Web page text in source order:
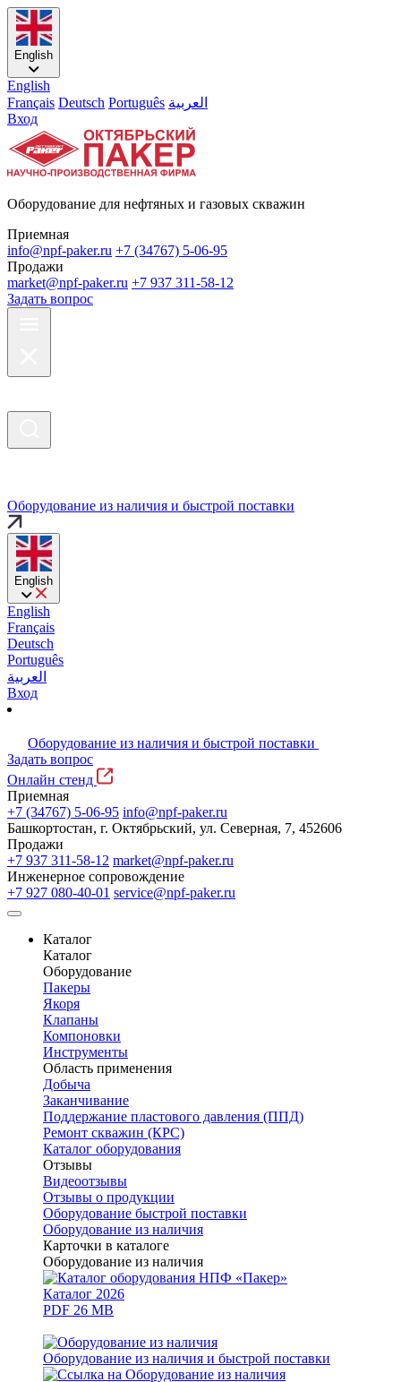
English
English
Français Deutsch Português العربية
Вход
Оборудование для нефтяных и газовых скважин
Приемная
info@npf-paker.ru +7 (34767) 5-06-95
Продажи
market@npf-paker.ru +7 937 311-58-12
Задать вопрос
Оборудование из наличия и быстрой поставки
English
English
Français
Deutsch
Português
العربية
Вход
Оборудование из наличия и быстрой поставки
Задать вопрос
Онлайн стенд
Приемная
+7 (34767) 5-06-95 info@npf-paker.ru
Башкортостан, г. Октябрьский, ул. Северная, 7, 452606
Продажи
+7 937 311-58-12 market@npf-paker.ru
Инженерное сопровождение
+7 927 080-40-01 service@npf-paker.ru
Каталог
Каталог
Оборудование
Пакеры
Якоря
Клапаны
Компоновки
Инструменты
Область применения
Добыча
Заканчивание
Поддержание пластового давления (ППД)
Ремонт скважин (КРС)
Каталог оборудования
Отзывы
Видеоотзывы
Отзывы о продукции
Оборудование быстрой поставки
Оборудование из наличия
Карточки в каталоге
Оборудование из наличия
Каталог 2026
PDF 26 MB
Оборудование из наличия и быстрой поставки